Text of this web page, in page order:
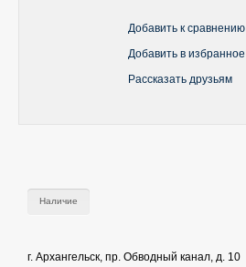
Добавить к сравнению
Добавить в избранное
Рассказать друзьям
Наличие
г. Архангельск, пр. Обводный канал, д. 10